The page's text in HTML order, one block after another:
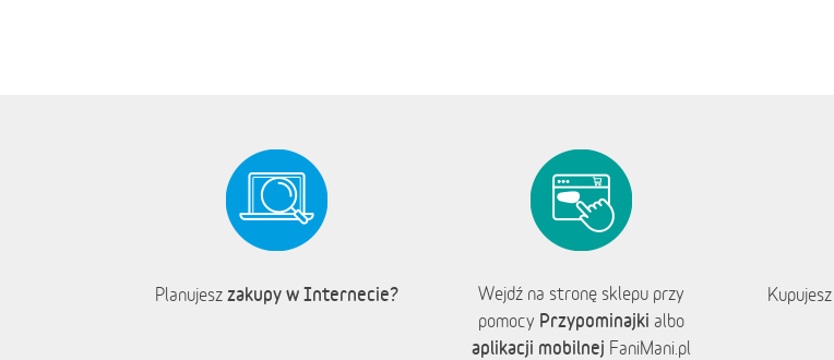
Planujesz zakupy w Internecie?
Wejdź na stronę sklepu przy
pomocy Przypominajki albo
aplikacji mobilnej FaniMani.pl